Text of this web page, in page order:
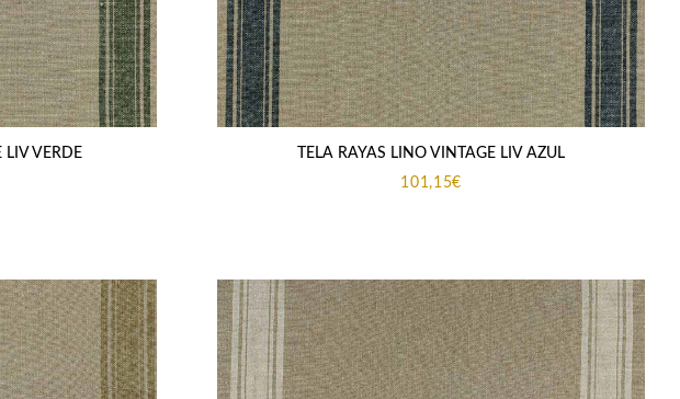
LIV VERDE
TELA RAYAS LINO VINTAGE LIV AZUL
101,15€